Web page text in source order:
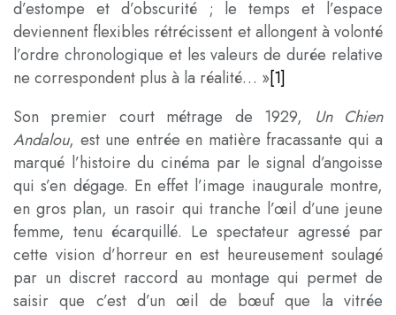
d’estompe et d’obscurité ; le temps et l’espace
deviennent flexibles rétrécissent et allongent à volonté
l’ordre chronologique et les valeurs de durée relative
ne correspondent plus à la réalité… »[1]
Son premier court métrage de 1929, Un Chien
Andalou, est une entrée en matière fracassante qui a
marqué l’histoire du cinéma par le signal d’angoisse
qui s’en dégage. En effet l’image inaugurale montre,
en gros plan, un rasoir qui tranche l’œil d’une jeune
femme, tenu écarquillé. Le spectateur agressé par
cette vision d’horreur en est heureusement soulagé
par un discret raccord au montage qui permet de
saisir que c’est d’un œil de bœuf que la vitrée